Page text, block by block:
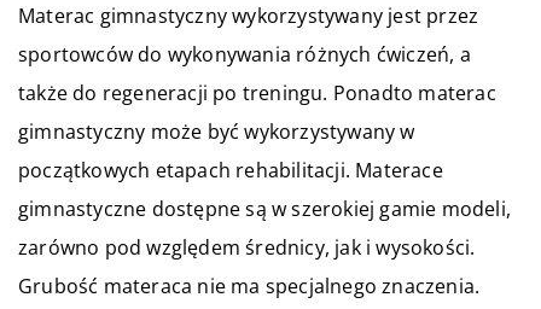
Materac gimnastyczny wykorzystywany jest przez
sportowców do wykonywania różnych ćwiczeń, a
także do regeneracji po treningu. Ponadto materac
gimnastyczny może być wykorzystywany w
początkowych etapach rehabilitacji. Materace
gimnastyczne dostępne są w szerokiej gamie modeli,
zarówno pod względem średnicy, jak i wysokości.
Grubość materaca nie ma specjalnego znaczenia.